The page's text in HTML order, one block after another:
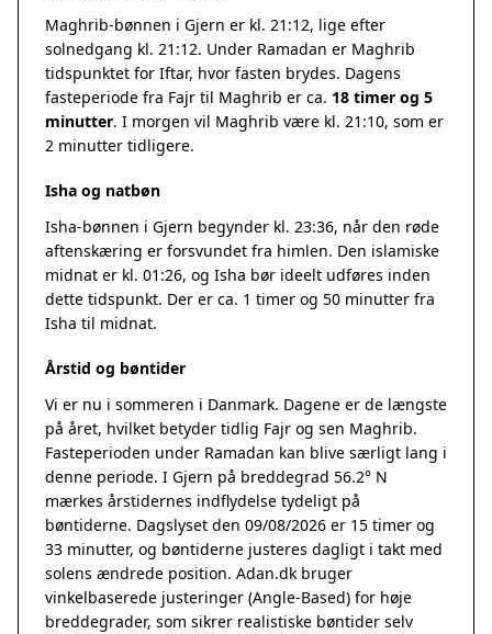
Maghrib-bønnen i Gjern er kl. 21:12, lige efter
solnedgang kl. 21:12. Under Ramadan er Maghrib
tidspunktet for Iftar, hvor fasten brydes. Dagens
fasteperiode fra Fajr til Maghrib er ca. 18 timer og 5
minutter. I morgen vil Maghrib være kl. 21:10, som er
2 minutter tidligere.
Isha og natbøn
Isha-bønnen i Gjern begynder kl. 23:36, når den røde
aftenskæring er forsvundet fra himlen. Den islamiske
midnat er kl. 01:26, og Isha bør ideelt udføres inden
dette tidspunkt. Der er ca. 1 timer og 50 minutter fra
Isha til midnat.
Årstid og bøntider
Vi er nu i sommeren i Danmark. Dagene er de længste
på året, hvilket betyder tidlig Fajr og sen Maghrib.
Fasteperioden under Ramadan kan blive særligt lang i
denne periode. I Gjern på breddegrad 56.2° N
mærkes årstidernes indflydelse tydeligt på
bøntiderne. Dagslyset den 09/08/2026 er 15 timer og
33 minutter, og bøntiderne justeres dagligt i takt med
solens ændrede position. Adan.dk bruger
vinkelbaserede justeringer (Angle-Based) for høje
breddegrader, som sikrer realistiske bøntider selv